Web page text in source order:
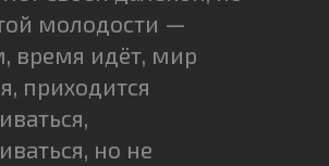
молодости —
время идёт, мир
приходится
но не